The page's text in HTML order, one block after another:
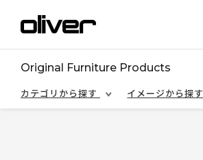
Original Furniture Products
カテゴリから探す
イメージから探す